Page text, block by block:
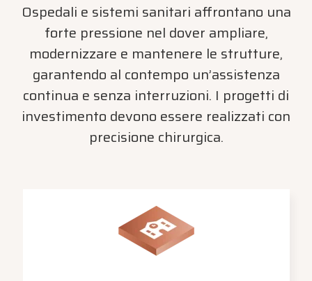
Ospedali e sistemi sanitari affrontano una
forte pressione nel dover ampliare,
modernizzare e mantenere le strutture,
garantendo al contempo un’assistenza
continua e senza interruzioni. I progetti di
investimento devono essere realizzati con
precisione chirurgica.